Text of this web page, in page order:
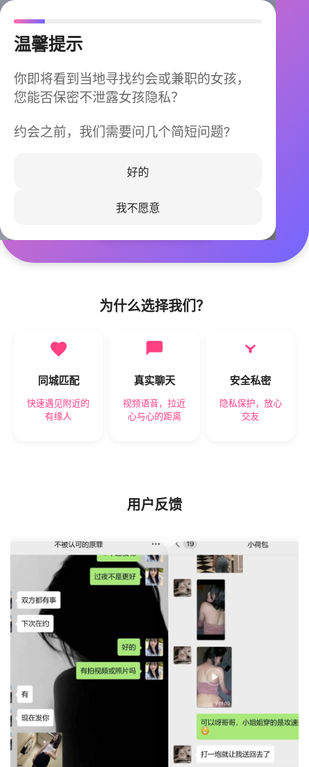
温馨提示
你即将看到当地寻找约会或兼职的女孩，
您能否保密不泄露女孩隐私？
约会之前，我们需要问几个简短问题?
好的
我不愿意
今晚不再孤单
同城快速匹配，马上认识身边的TA
立即下载
为什么选择我们？
同城匹配
快速遇见附近的
有缘人
真实聊天
视频语音，拉近
心与心的距离
安全私密
隐私保护，放心
交友
用户反馈